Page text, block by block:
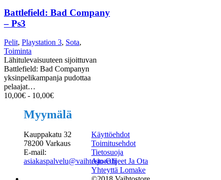
Battlefield: Bad Company
– Ps3
Pelit, Playstation 3, Sota,
Toiminta
Lähitulevaisuuteen sijoittuvan
Battlefield: Bad Companyn
yksinpelikampanja pudottaa
pelaajat…
10,00€ - 10,00€
Myymälä
Kauppakatu 32
78200 Varkaus
E-mail:
asiakaspalvelu@vaihtostore.fi
Käyttöehdot
Toimitusehdot
Tietosuoja
Ajo-Ohjeet Ja Ota
Yhteyttä Lomake